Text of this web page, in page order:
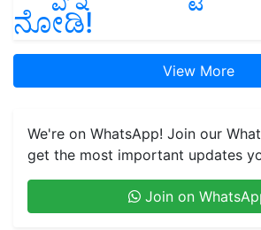
ನೋಡಿ!
View More
We're on WhatsApp! Join our
get the most important updates
Join on